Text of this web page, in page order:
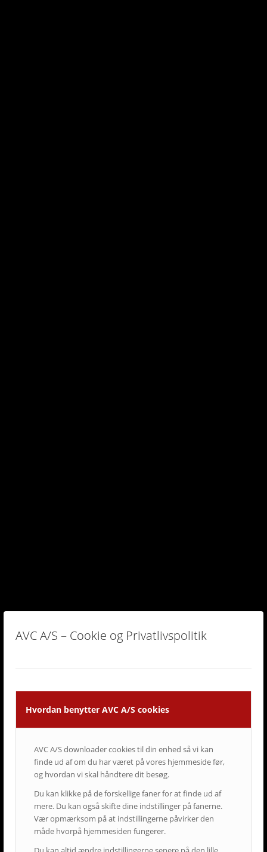
AVC A/S – Cookie og Privatlivspolitik
Hvordan benytter AVC A/S cookies
AVC A/S downloader cookies til din enhed så vi kan
finde ud af om du har været på vores hjemmeside før,
og hvordan vi skal håndtere dit besøg.
Du kan klikke på de forskellige faner for at finde ud af
mere. Du kan også skifte dine indstillinger på fanerne.
Vær opmærksom på at indstillingerne påvirker den
måde hvorpå hjemmesiden fungerer.